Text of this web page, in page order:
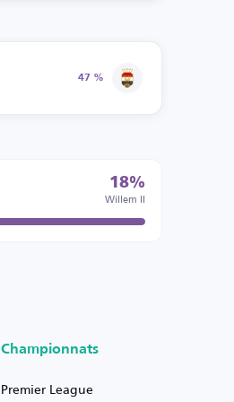
47 %
18%
Willem II
Championnats
Premier League